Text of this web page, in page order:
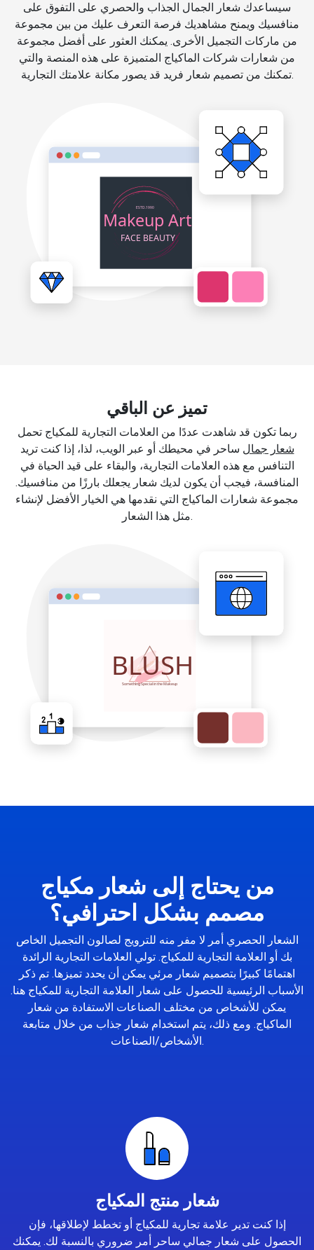
سيساعدك شعار الجمال الجذاب والحصري على التفوق على
منافسيك ويمنح مشاهديك فرصة التعرف عليك من بين مجموعة
من ماركات التجميل الأخرى. يمكنك العثور على أفضل مجموعة
من شعارات شركات الماكياج المتميزة على هذه المنصة والتي
تمكنك من تصميم شعار فريد قد يصور مكانة علامتك التجارية.
تميز عن الباقي
ربما تكون قد شاهدت عددًا من العلامات التجارية للمكياج تحمل
شعار جمال ساحر في محيطك أو عبر الويب، لذا، إذا كنت تريد
التنافس مع هذه العلامات التجارية، والبقاء على قيد الحياة في
المنافسة، فيجب أن يكون لديك شعار يجعلك بارزًا من منافسيك.
مجموعة شعارات الماكياج التي نقدمها هي الخيار الأفضل لإنشاء
مثل هذا الشعار.
من يحتاج إلى شعار مكياج
مصمم بشكل احترافي؟
الشعار الحصري أمر لا مفر منه للترويج لصالون التجميل الخاص
بك أو العلامة التجارية للمكياج. تولي العلامات التجارية الرائدة
اهتمامًا كبيرًا بتصميم شعار مرئي يمكن أن يحدد تميزها. تم ذكر
الأسباب الرئيسية للحصول على شعار العلامة التجارية للمكياج هنا.
يمكن للأشخاص من مختلف الصناعات الاستفادة من شعار
الماكياج. ومع ذلك، يتم استخدام شعار جذاب من خلال متابعة
الأشخاص/الصناعات.
شعار منتج المكياج
إذا كنت تدير علامة تجارية للمكياج أو تخطط لإطلاقها، فإن
الحصول على شعار جمالي ساحر أمر ضروري بالنسبة لك. يمكنك